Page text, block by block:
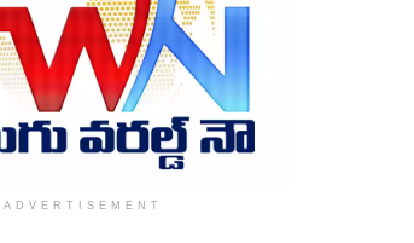
ADVERTISEMENT